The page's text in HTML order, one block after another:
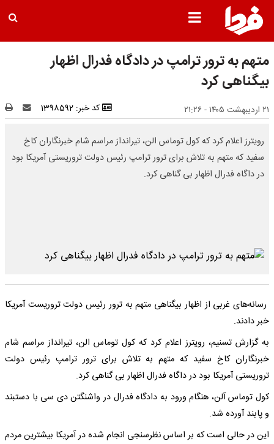
متهم به ترور ترامپ در دادگاه فدرال اظهار
بیگناهی کرد
۲۱ اردیبهشت ۱۴۰۵ - ۲۱:۲۶ کد خبر: 1398592
رویترز اعلام کرد که کول توماس الن، تیرانداز مراسم شام خبرنگاران کاخ
سفید که متهم به تلاش برای ترور ترامپ رئیس دولت تروریستی آمریکا بود
در داگاه فدرال اظهار بی گناهی کرد.
رسانه‌های غربی از اظهار بیگناهی متهم به ترور رئیس دولت تروریست آمریکا
خبر دادند.
به گزارش تسنیم، رویترز اعلام کرد که کول توماس الن، تیرانداز مراسم شام
خبرنگاران کاخ سفید که متهم به تلاش برای ترور ترامپ رئیس دولت
تروریستی آمریکا بود در داگاه فدرال اظهار بی گناهی کرد.
کول توماس آلن، هنگام ورود به دادگاه فدرال در واشنگتن دی سی با دستبند
و پابند آورده شد.
این در حالی است که بر اساس نظرسنجی انجام شده در آمریکا بیشترین مردم